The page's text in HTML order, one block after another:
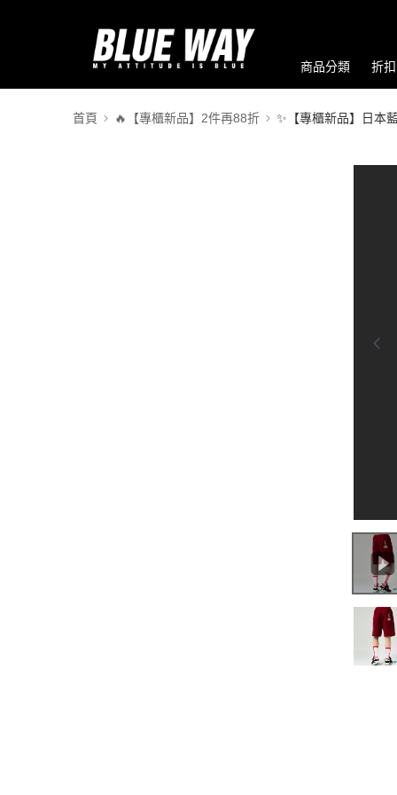
商品分類 折
首頁 🔥【專櫃新品】2件再88折 ✨【專櫃新品】日本